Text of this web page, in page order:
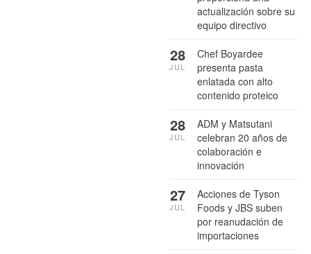
actualización sobre su
equipo directivo
Chef Boyardee
presenta pasta
enlatada con alto
contenido proteico
28
JUL
ADM y Matsutani
celebran 20 años de
colaboración e
innovación
28
JUL
Acciones de Tyson
Foods y JBS suben
por reanudación de
importaciones
27
JUL